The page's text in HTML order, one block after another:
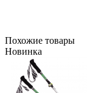
Похожие товары
Новинка